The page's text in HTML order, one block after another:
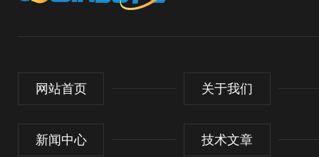
网站首页 关于我们
新闻中心 技术文章